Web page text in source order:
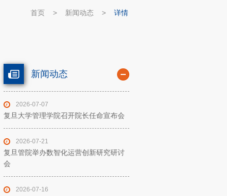
首页 > 新闻动态 > 详情
新闻动态
2026-07-07
复旦大学管理学院召开院长任命宣布会
2026-07-21
复旦管院举办数智化运营创新研究研讨
会
2026-07-16